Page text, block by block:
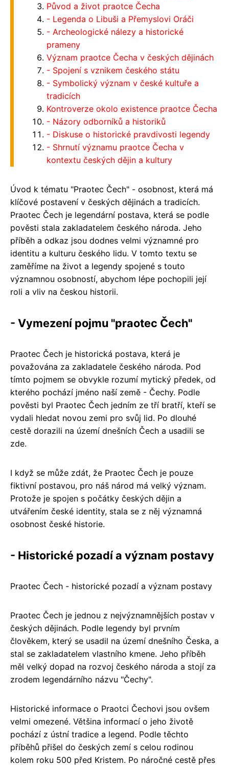
Původ a život praotce Čecha
- Legenda o Libuši a Přemyslovi Oráči
- Archeologické nálezy a historické
prameny
Význam praotce Čecha v českých dějinách
- Spojení s vznikem českého státu
- Symbolický význam v české kultuře a
tradicích
Kontroverze okolo existence praotce Čecha
- Názory odborníků a historiků
- Diskuse o historické pravdivosti legendy
- Shrnutí významu praotce Čecha v
kontextu českých dějin a kultury
Úvod k tématu "Praotec Čech" - osobnost, která má
klíčové postavení v českých dějinách a tradicích.
Praotec Čech je legendární postava, která se podle
pověsti stala zakladatelem českého národa. Jeho
příběh a odkaz jsou dodnes velmi významné pro
identitu a kulturu českého lidu. V tomto textu se
zaměříme na život a legendy spojené s touto
významnou osobností, abychom lépe pochopili její
roli a vliv na českou historii.
- Vymezení pojmu "praotec Čech"
Praotec Čech je historická postava, která je
považována za zakladatele českého národa. Pod
tímto pojmem se obvykle rozumí mytický předek, od
kterého pochází jméno naší země - Čechy. Podle
pověsti byl Praotec Čech jedním ze tří bratří, kteří se
vydali hledat novou zemi pro svůj lid. Po dlouhé
cestě dorazili na území dnešních Čech a usadili se
zde.
I když se může zdát, že Praotec Čech je pouze
fiktivní postavou, pro náš národ má velký význam.
Protože je spojen s počátky českých dějin a
utvářením české identity, stala se z něj významná
osobnost české historie.
- Historické pozadí a význam postavy
Praotec Čech - historické pozadí a význam postavy
Praotec Čech je jednou z nejvýznamnějších postav v
českých dějinách. Podle legendy byl prvním
člověkem, který se usadil na území dnešního Česka, a
stal se zakladatelem vlastního kmene. Jeho příběh
měl velký dopad na rozvoj českého národa a stojí za
zrodem legendárního názvu "Čechy".
Historické informace o Praotci Čechovi jsou ovšem
velmi omezené. Většina informací o jeho životě
pochází z ústní tradice a legend. Podle těchto
příběhů přišel do českých zemí s celou rodinou
kolem roku 500 před Kristem. Po náročné cestě přes